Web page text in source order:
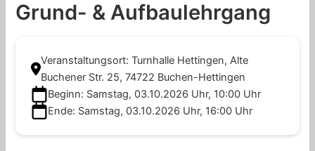
Grund- & Aufbaulehrgang
Veranstaltungsort: Turnhalle Hettingen, Alte
Buchener Str. 25, 74722 Buchen-Hettingen
Beginn: Samstag, 03.10.2026 Uhr, 10:00 Uhr
Ende: Samstag, 03.10.2026 Uhr, 16:00 Uhr